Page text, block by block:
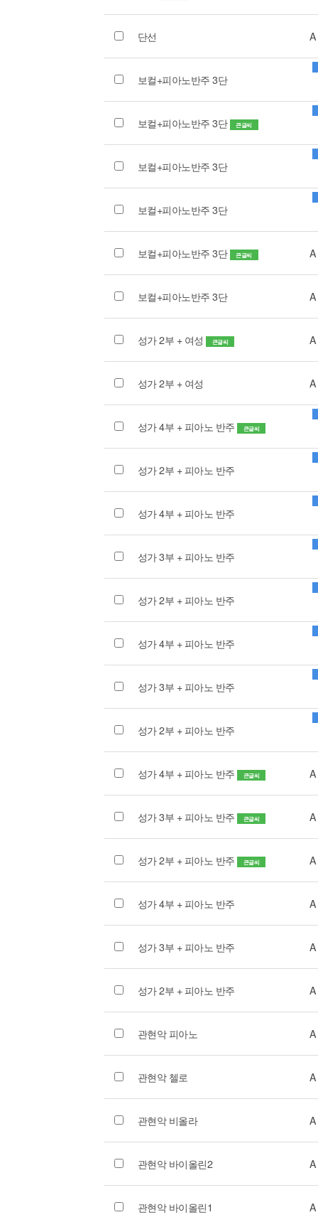
단선
보컬+피아노반주 3단
보컬+피아노반주 3단 큰글씨
보컬+피아노반주 3단
보컬+피아노반주 3단
보컬+피아노반주 3단 큰글씨
보컬+피아노반주 3단
성가 2부 + 여성 큰글씨
성가 2부 + 여성
성가 4부 + 피아노 반주 큰글씨
성가 2부 + 피아노 반주
성가 4부 + 피아노 반주
성가 3부 + 피아노 반주
성가 2부 + 피아노 반주
성가 4부 + 피아노 반주
성가 3부 + 피아노 반주
성가 2부 + 피아노 반주
성가 4부 + 피아노 반주 큰글씨
성가 3부 + 피아노 반주 큰글씨
성가 2부 + 피아노 반주 큰글씨
성가 4부 + 피아노 반주
성가 3부 + 피아노 반주
성가 2부 + 피아노 반주
관현악 피아노
관현악 첼로
관현악 비올라
관현악 바이올린2
관현악 바이올린1